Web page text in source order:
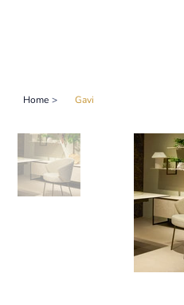
Home > Gavi